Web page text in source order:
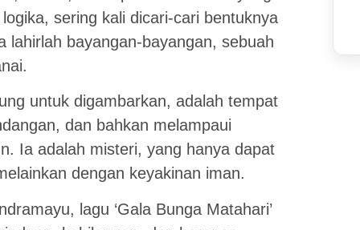
sering kali dicari-cari bentuknya
bayangan-bayangan, sebuah
untuk digambarkan, adalah tempat
dan bahkan melampaui
Ia adalah misteri, yang hanya dapat
dengan keyakinan iman.
lagu ‘Gala Bunga Matahari’